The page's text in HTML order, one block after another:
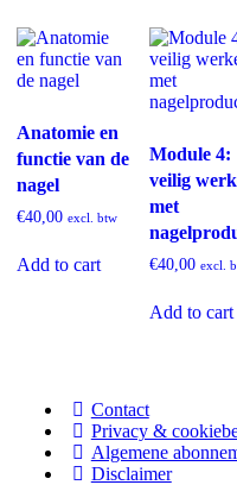
Anatomie en
functie van de
nagel
€40,00 excl. btw
Add to cart
Module 4:
veilig
met
€40,00 excl.
Add to cart
Contact
Privacy &
Algemene
Disclaimer